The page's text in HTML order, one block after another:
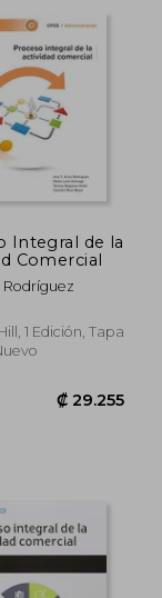
de sus
y en la
editorial en el
Integral de la
Comercial
Rodríguez
1 Edición, Tapa
₡